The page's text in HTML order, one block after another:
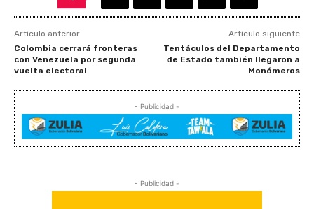
Artículo anterior
Colombia cerrará fronteras
con Venezuela por segunda
vuelta electoral
Artículo siguiente
Tentáculos del Departamento
de Estado también llegaron a
Monómeros
- Publicidad -
- Publicidad -